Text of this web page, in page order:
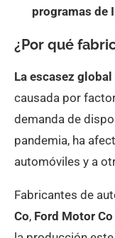
programas de I
¿Por qué
La escasez
causada por
demanda de
pandemia, ha
automóviles y a
Fabricantes de
Co, Ford Motor Co